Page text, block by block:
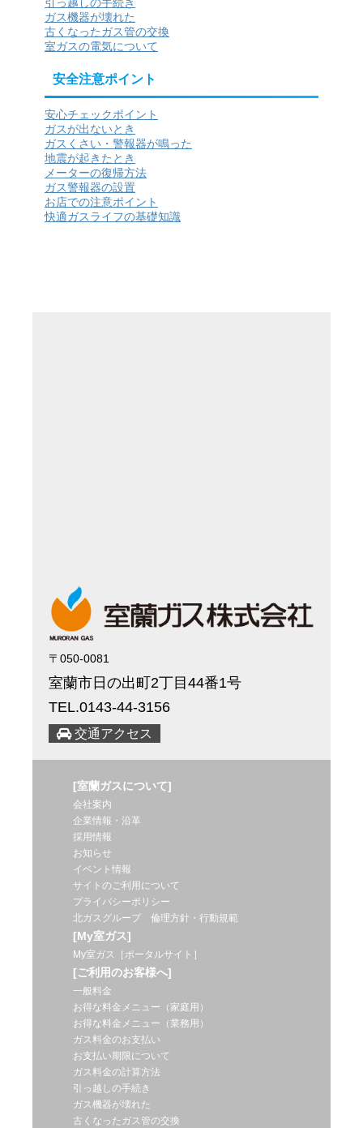
ガス機器が壊れた
古くなったガス管の交換
室ガスの電気について
安全注意ポイント
安心チェックポイント
ガスが出ないとき
ガスくさい・警報器が鳴った
地震が起きたとき
メーターの復帰方法
ガス警報器の設置
お店での注意ポイント
快適ガスライフの基礎知識
〒050-0081
室蘭市日の出町2丁目44番1号
TEL.0143-44-3156
交通アクセス
[室蘭ガスについて]
会社案内
企業情報・沿革
採用情報
お知らせ
イベント情報
サイトのご利用について
プライバシーポリシー
北ガスグループ 倫理方針・行動規範
[My室ガス]
My室ガス［ポータルサイト］
[ご利用のお客様へ]
一般料金
お得な料金メニュー（家庭用）
お得な料金メニュー（業務用）
ガス料金のお支払い
お支払い期限について
ガス料金の計算方法
引っ越しの手続き
ガス機器が壊れた
古くなったガス管の交換